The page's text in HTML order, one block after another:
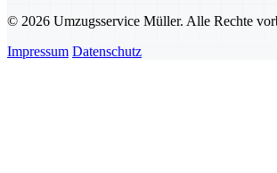
© 2026 Umzugsservice Müller. Alle Rechte
Impressum Datenschutz